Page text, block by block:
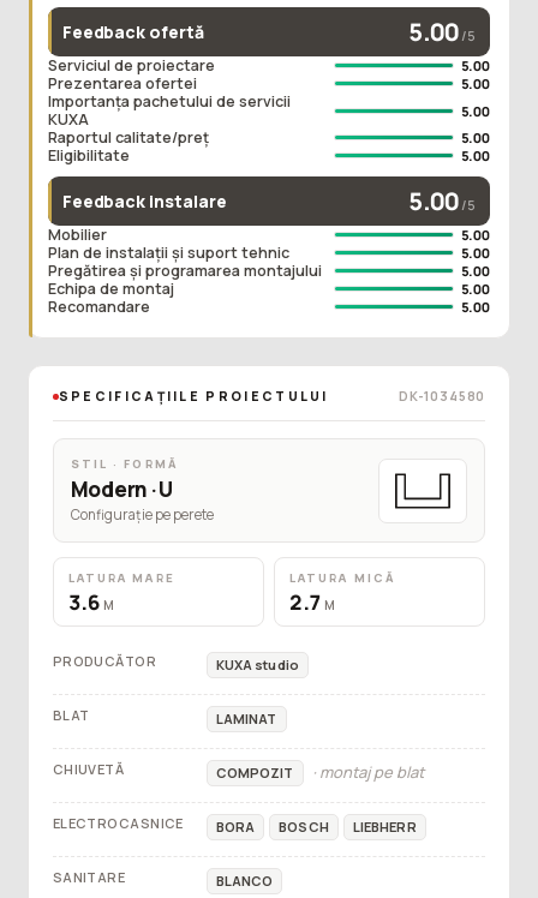
Feedback ofertă 5.00 /5
Serviciul de proiectare 5.00
Prezentarea ofertei 5.00
Importanța pachetului de servicii
KUXA
5.00
Raportul calitate/preț 5.00
Eligibilitate 5.00
Feedback instalare 5.00 /5
Mobilier 5.00
Plan de instalații și suport tehnic 5.00
Pregătirea și programarea montajului 5.00
Echipa de montaj 5.00
Recomandare 5.00
SPECIFICAȚIILE PROIECTULUI DK-1034580
STIL · FORMĂ
Modern · U
Configurație pe perete
LATURA MARE
3.6 M
LATURA MICĂ
2.7 M
PRODUCĂTOR KUXA studio
BLAT LAMINAT
CHIUVETĂ COMPOZIT · montaj pe blat
ELECTROCASNICE BORA BOSCH LIEBHERR
SANITARE BLANCO